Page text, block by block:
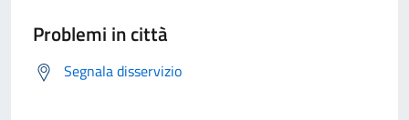
Problemi in città
Segnala disservizio